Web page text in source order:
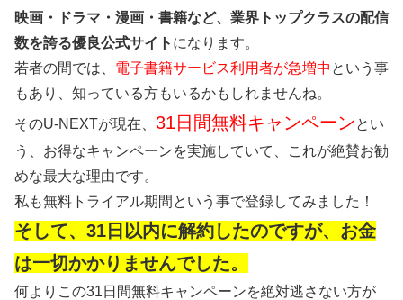
映画・ドラマ・漫画・書籍など、業界トップクラスの配信
数を誇る優良公式サイト になります。
若者の間では、 電子書籍サービス利用者が急増中 という事
もあり、知っている方もいるかもしれませんね。
そのU-NEXTが現在、 31日間無料キャンペーンとい
う、お得なキャンペーンを実施していて、これが絶賛お勧
めな最大な理由です。
私も無料トライアル期間という事で登録してみました！
そして、31日以内に解約したのですが、お金
は一切かかりませんでした。
何よりこの31日間無料キャンペーンを絶対逃さない方が